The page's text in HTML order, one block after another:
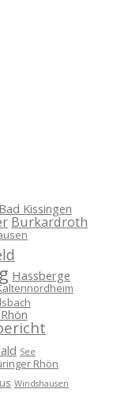
Bad Kissingen
Burkardroth
Hassberge
See
Rhön
Windshausen